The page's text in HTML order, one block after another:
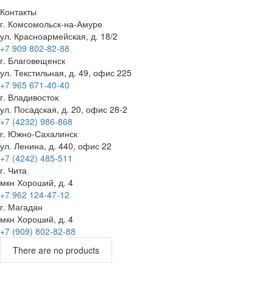
Контакты
г. Комсомольск-на-Амуре
ул. Красноармейская, д. 18/2
+7 909 802-82-88
г. Благовещенск
ул. Текстильная, д. 49, офис 225
+7 965 671-40-40
г. Владивосток
ул. Посадская, д. 20, офис 28-2
+7 (4232) 986-868
г. Южно-Сахалинск
ул. Ленина, д. 440, офис 22
+7 (4242) 485-511
г. Чита
мкн Хороший, д. 4
+7 962 124-47-12
г. Магадан
мкн Хороший, д. 4
+7 (909) 802-82-88
There are no products